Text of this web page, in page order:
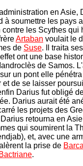
en Asie,
à soumettre les pays
les Scythes
Artaban voulait le
de Suse. Il traita
ont une base
de Samos.
un pont elle
et de se laisser
Darius fut obligé
Darius aurait été
les projets des
retourna en
qui soumirent la
et, avec une
la prise de Barca
Bactriane.